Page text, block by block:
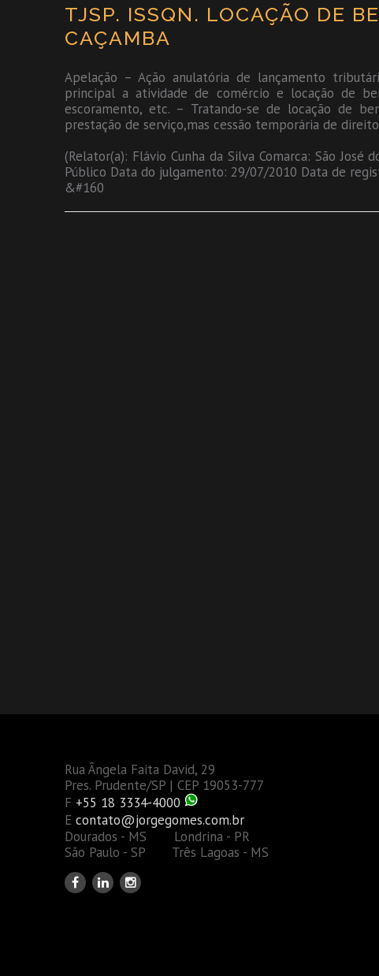
TJSP. ISSQN. LOCAÇÃO DE
CAÇAMBA
Apelação – Ação anulatória de lançamento
principal a atividade de comércio e locação de
escoramento, etc. – Tratando-se de locação de
prestação de serviço,mas cessão temporária de
(Relator(a): Flávio Cunha da Silva Comarca: São José
Público Data do julgamento: 29/07/2010 Data de
&#160
Rua Ângela Faita David, 29
Pres. Prudente/SP | CEP 19053-777
F +55 18 3334-4000
E contato@jorgegomes.com.br
Dourados - MS Londrina - PR
São Paulo - SP Três Lagoas - MS